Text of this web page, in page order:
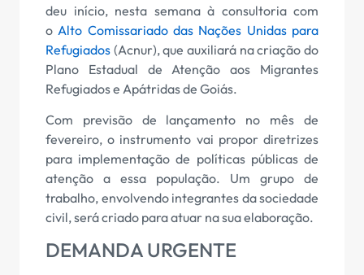
deu início, nesta semana à consultoria com
o Alto Comissariado das Nações Unidas para
Refugiados (Acnur), que auxiliará na criação do
Plano Estadual de Atenção aos Migrantes
Refugiados e Apátridas de Goiás.
Com previsão de lançamento no mês de
fevereiro, o instrumento vai propor diretrizes
para implementação de políticas públicas de
atenção a essa população. Um grupo de
trabalho, envolvendo integrantes da sociedade
civil, será criado para atuar na sua elaboração.
DEMANDA URGENTE